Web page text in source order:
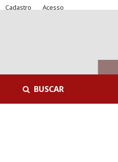
BUSCAR
Cadastro Acesso